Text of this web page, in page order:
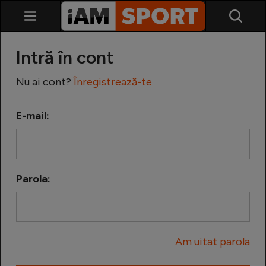
Echipa Națională
Intră în cont
Nu ai cont? Înregistrează-te
E-mail:
Parola:
Am uitat parola